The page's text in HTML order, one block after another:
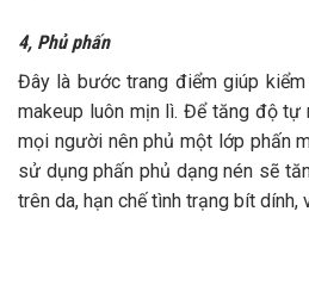
4, Phủ phấn
Đây là bước trang điểm giúp
makeup luôn mịn lì. Để tăng độ tự
mọi người nên phủ một lớp phấn
sử dụng phấn phủ dạng nén sẽ
trên da, hạn chế tình trạng bít dính,